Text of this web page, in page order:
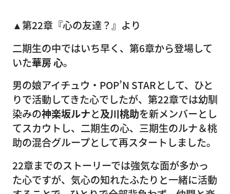
▲第22章『心の友達？』より
二期生の中ではいち早く、第6章から登場して
いた華房 心。
男の娘アイチュウ・POP’N STARとして、ひと
りで活動してきた心でしたが、第22章では幼馴
染みの神楽坂ルナと及川桃助を新メンバーとし
てスカウトし、二期生の心、三期生のルナ＆桃
助の混合グループとして再スタートしました。
22章までのストーリーでは強気な面が多かっ
た心ですが、気心の知れたふたりと一緒に活動